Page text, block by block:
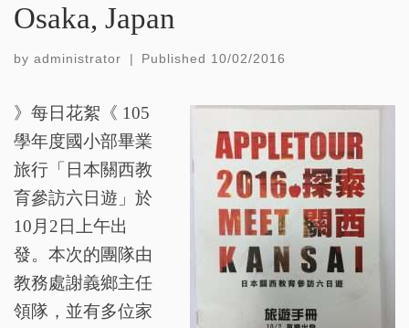
Osaka, Japan
by administrator Published 10/02/2016
》每日花絮《 105
學年度國小部畢業
旅行「日本關西教
育參訪六日遊」於
10月2日上午出
發。本次的團隊由
教務處謝義鄉主任
領隊，並有多位家